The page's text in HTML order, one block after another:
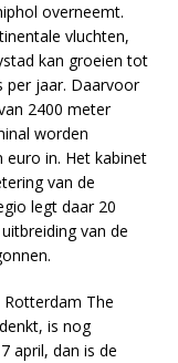
overneemt.
vluchten,
kan groeien tot
per jaar. Daarvoor
2400 meter
worden
euro in. Het kabinet
van de
legt daar 20
van de
Rotterdam The
is nog
april, dan is de